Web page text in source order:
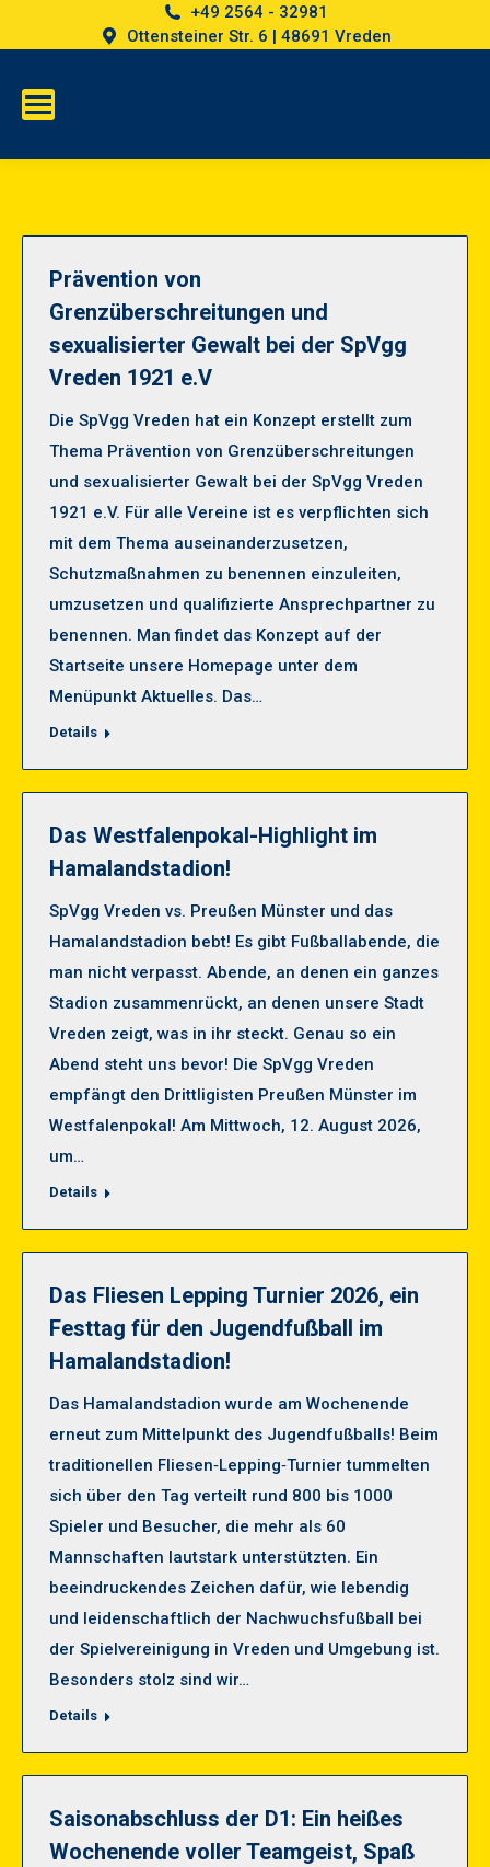
+49 2564 - 32981
Ottensteiner Str. 6 | 48691 Vreden
Prävention von
Grenzüberschreitungen und
sexualisierter Gewalt bei der SpVgg
Vreden 1921 e.V
Die SpVgg Vreden hat ein Konzept erstellt zum
Thema Prävention von Grenzüberschreitungen
und sexualisierter Gewalt bei der SpVgg Vreden
1921 e.V. Für alle Vereine ist es verpflichten sich
mit dem Thema auseinanderzusetzen,
Schutzmaßnahmen zu benennen einzuleiten,
umzusetzen und qualifizierte Ansprechpartner zu
benennen. Man findet das Konzept auf der
Startseite unsere Homepage unter dem
Menüpunkt Aktuelles. Das…
Details
Das Westfalenpokal-Highlight im
Hamalandstadion!
SpVgg Vreden vs. Preußen Münster und das
Hamalandstadion bebt! Es gibt Fußballabende, die
man nicht verpasst. Abende, an denen ein ganzes
Stadion zusammenrückt, an denen unsere Stadt
Vreden zeigt, was in ihr steckt. Genau so ein
Abend steht uns bevor! Die SpVgg Vreden
empfängt den Drittligisten Preußen Münster im
Westfalenpokal! Am Mittwoch, 12. August 2026,
um…
Details
Das Fliesen Lepping Turnier 2026, ein
Festtag für den Jugendfußball im
Hamalandstadion!
Das Hamalandstadion wurde am Wochenende
erneut zum Mittelpunkt des Jugendfußballs! Beim
traditionellen Fliesen‑Lepping‑Turnier tummelten
sich über den Tag verteilt rund 800 bis 1000
Spieler und Besucher, die mehr als 60
Mannschaften lautstark unterstützten. Ein
beeindruckendes Zeichen dafür, wie lebendig
und leidenschaftlich der Nachwuchsfußball bei
der Spielvereinigung in Vreden und Umgebung ist.
Besonders stolz sind wir…
Details
Saisonabschluss der D1: Ein heißes
Wochenende voller Teamgeist, Spaß